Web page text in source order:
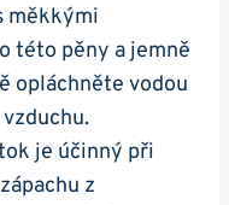
​měkkými
této pěny a jemně
opláchněte vodou
je účinný​ při
z⁢